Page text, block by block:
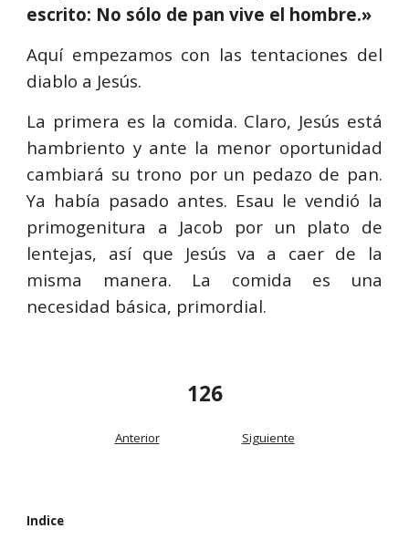
escrito: No sólo de pan vive el hombre.»
Aquí empezamos con las tentaciones del
diablo a Jesús.
La primera es la comida. Claro, Jesús está
hambriento y ante la menor oportunidad
cambiará su trono por un pedazo de pan.
Ya había pasado antes. Esau le vendió la
primogenitura a Jacob por un plato de
lentejas, así que Jesús va a caer de la
misma manera. La comida es una
necesidad básica, primordial.
126
Anterior Siguiente
Indice